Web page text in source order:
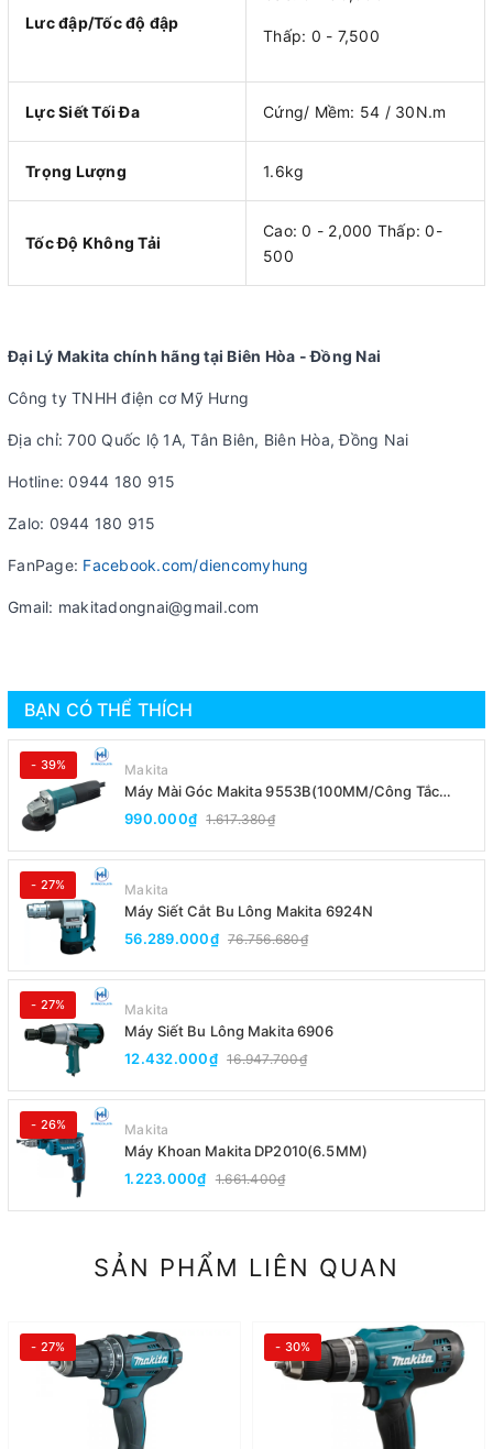
Lưc đập/Tốc độ đập
Thấp: 0 - 7,500
Lực Siết Tối Đa Cứng/ Mềm: 54 / 30N.m
Trọng Lượng 1.6kg
Tốc Độ Không Tải
Cao: 0 - 2,000 Thấp: 0-
500
Đại Lý Makita chính hãng tại Biên Hòa - Đồng Nai
Công ty TNHH điện cơ Mỹ Hưng
Địa chỉ: 700 Quốc lộ 1A, Tân Biên, Biên Hòa, Đồng Nai
Hotline: 0944 180 915
Zalo: 0944 180 915
FanPage: Facebook.com/diencomyhung
Gmail: makitadongnai@gmail.com
BẠN CÓ THỂ THÍCH
- 39% Makita
Máy Mài Góc Makita 9553B(100MM/Công Tắc
Đuôi)
990.000₫ 1.617.380₫
- 27% Makita
Máy Siết Cắt Bu Lông Makita 6924N
56.289.000₫ 76.756.680₫
- 27% Makita
Máy Siết Bu Lông Makita 6906
12.432.000₫ 16.947.700₫
- 26% Makita
Máy Khoan Makita DP2010(6.5MM)
1.223.000₫ 1.661.400₫
SẢN PHẨM LIÊN QUAN
- 27% - 30%